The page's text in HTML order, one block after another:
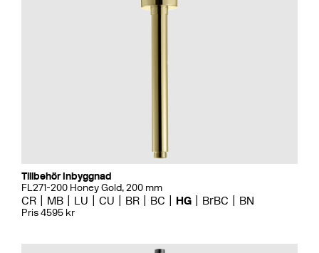
Tillbehör Inbyggnad
FL271-200 Honey Gold, 200 mm
CR MB LU CU BR BC HG BrBC BN
Pris 4595 kr